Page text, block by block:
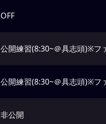
OFF
公開練習(8:30~＠具志頭)※フ
公開練習(8:30~＠具志頭)※フ
非公開